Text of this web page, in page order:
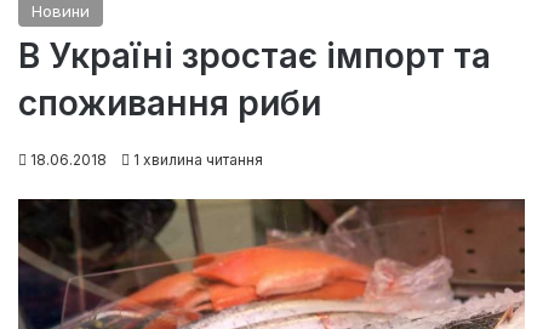
Новини
В Україні зростає імпорт та
споживання риби
18.06.2018 1 хвилина читання